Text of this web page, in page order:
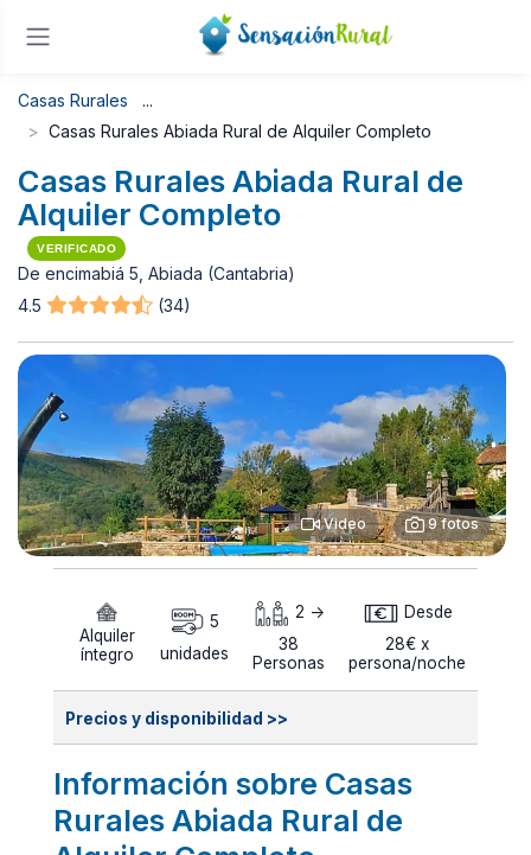
Casas Rurales
Casas Rurales Abiada Rural de Alquiler Completo
Casas Rurales Abiada Rural de
Alquiler Completo
VERIFICADO
De encimabiá 5, Abiada (Cantabria)
4.5
(34)
Video 9 fotos
Alquiler
íntegro
5
unidades
2 ->
38
Personas
Desde
28€ x
persona/noche
Precios y disponibilidad >>
Información sobre Casas
Rurales Abiada Rural de